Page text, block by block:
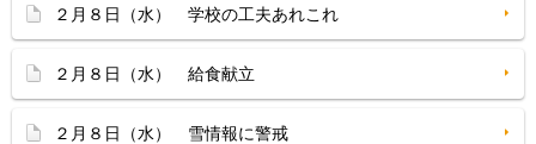
２月８日（水） 学校の工夫あれこれ
２月８日（水） 給食献立
２月８日（水） 雪情報に警戒